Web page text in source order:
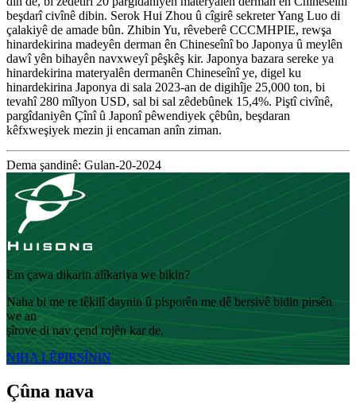
beşdarî civînê dibin. Serok Hui Zhou û cîgirê sekreter Yang Luo di
çalakiyê de amade bûn. Zhibin Yu, rêveberê CCCMHPIE, rewşa
hinardekirina madeyên derman ên Chineseînî bo Japonya û meylên
dawî yên bihayên navxweyî pêşkêş kir. Japonya bazara sereke ya
hinardekirina materyalên dermanên Chineseînî ye, digel ku
hinardekirina Japonya di sala 2023-an de digihîje 25,000 ton, bi
tevahî 280 mîlyon USD, sal bi sal zêdebûnek 15,4%. Piştî civînê,
pargîdaniyên Çînî û Japonî pêwendiyek çêbûn, beşdaran
kêfxweşiyek mezin ji encaman anîn ziman.
Dema şandinê: Gulan-20-2024
Em çawa dikarin alîkariya we bikin?
Naha bi me re têkilî daynin û pisporên me dê bersivê bidin pirsên
we an
şîrove di nav çend rojên kar de.
NIHA LÊPIRSÎNIN
Çûna nava